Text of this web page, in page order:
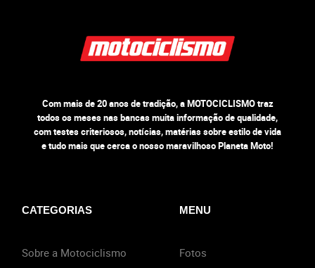
Com mais de 20 anos de tradição, a MOTOCICLISMO traz
todos os meses nas bancas muita informação de qualidade,
com testes criteriosos, notícias, matérias sobre estilo de vida
e tudo mais que cerca o nosso maravilhoso Planeta Moto!
CATEGORIAS
Sobre a Motociclismo
MENU
Fotos